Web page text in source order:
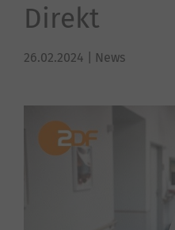
Direkt
26.02.2024 | News